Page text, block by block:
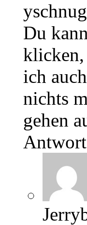
Du
klicken,
ich
nichts
gehen